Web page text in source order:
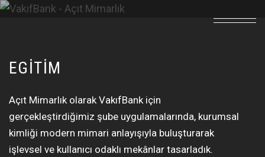
EGITIM
Açıt Mimarlık olarak VakıfBank için
gerçekleştirdiğimiz şube uygulamalarında, kurumsal
kimliği modern mimari anlayışıyla buluşturarak
işlevsel ve kullanıcı odaklı mekânlar tasarladık.